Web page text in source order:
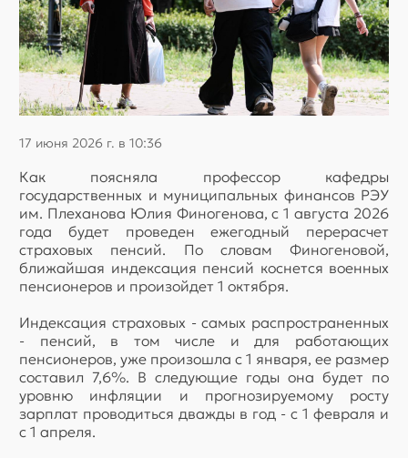
17 июня 2026 г. в 10:36
Как поясняла профессор кафедры
государственных и муниципальных финансов РЭУ
им. Плеханова Юлия Финогенова, с 1 августа 2026
года будет проведен ежегодный перерасчет
страховых пенсий. По словам Финогеновой,
ближайшая индексация пенсий коснется военных
пенсионеров и произойдет 1 октября.
Индексация страховых - самых распространенных
- пенсий, в том числе и для работающих
пенсионеров, уже произошла с 1 января, ее размер
составил 7,6%. В следующие годы она будет по
уровню инфляции и прогнозируемому росту
зарплат проводиться дважды в год - с 1 февраля и
с 1 апреля.